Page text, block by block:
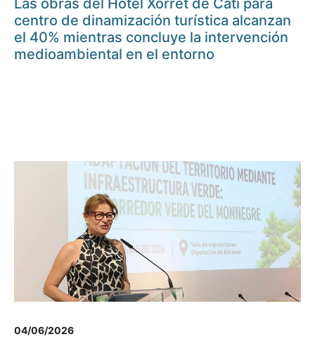
Las obras del Hotel Xorret de Catí para
centro de dinamización turística alcanzan
el 40% mientras concluye la intervención
medioambiental en el entorno
04/06/2026